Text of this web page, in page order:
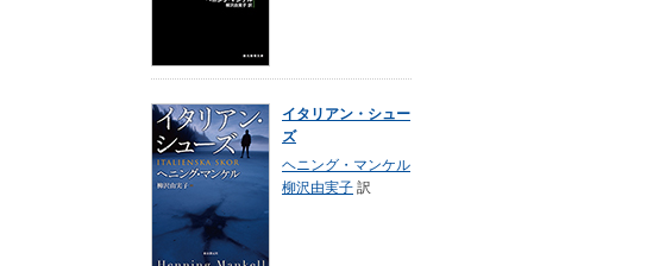
イタリアン・シュー
ズ
ヘニング・マンケル
柳沢由実子 訳